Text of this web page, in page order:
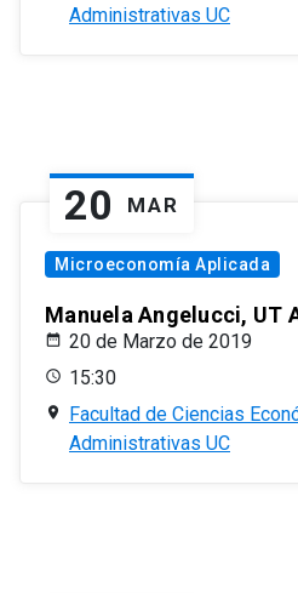
Administrativas UC
20 MAR
Microeconomía Aplicada
Manuela Angelucci, UT
20 de Marzo de 2019
15:30
Facultad de Ciencias
Administrativas UC